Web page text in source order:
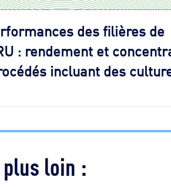
des filières de
: rendement et
incluant des
loin :